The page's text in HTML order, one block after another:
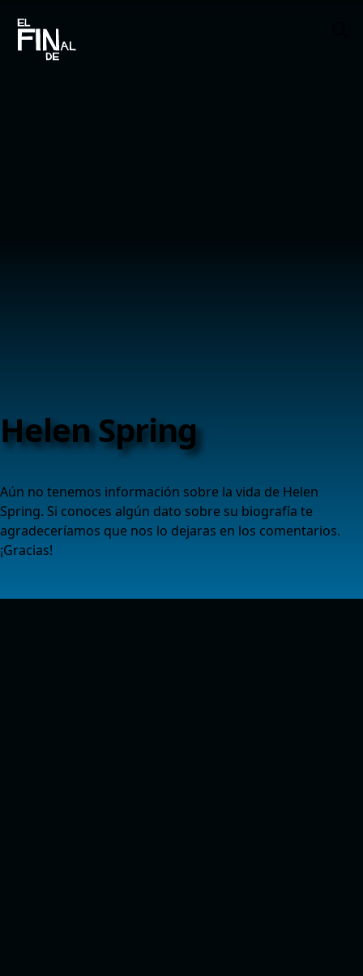
Helen Spring
Aún no tenemos información sobre la vida de Helen
Spring. Si conoces algún dato sobre su biografía te
agradeceríamos que nos lo dejaras en los comentarios.
¡Gracias!